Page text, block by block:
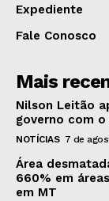
Expediente
Fale Conosco
Mais
Nilson Leitão
governo com
NOTÍCIAS 7 de
Área
660% em
em MT